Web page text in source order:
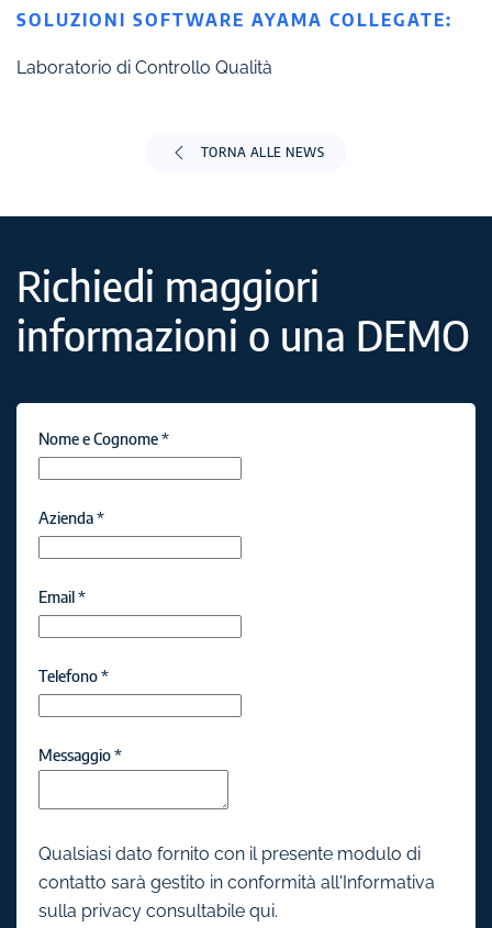
SOLUZIONI SOFTWARE AYAMA COLLEGATE:
Laboratorio di Controllo Qualità
TORNA ALLE NEWS
Richiedi maggiori
informazioni o una DEMO
Nome e Cognome*
Azienda*
Email*
Telefono*
Messaggio*
Qualsiasi dato fornito con il presente modulo di
contatto sarà gestito in conformità all'Informativa
sulla privacy consultabile qui.